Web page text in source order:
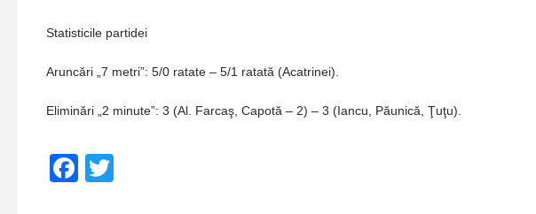
Statisticile partidei
Aruncări „7 metri”: 5/0 ratate – 5/1 ratată (Acatrinei).
Eliminări „2 minute”: 3 (Al. Farcaş, Capotă – 2) – 3 (Iancu, Păunică, Ţuţu).
Facebook